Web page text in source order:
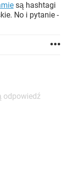
są hashtagi
No i pytanie -
odpowiedź